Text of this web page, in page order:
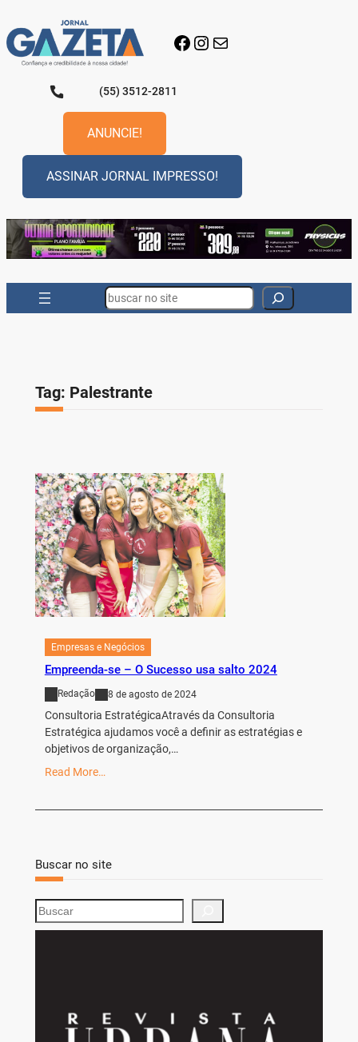
para
o
conteúdo
Facebook
Instagram
E-mail
(55) 3512-2811
ANUNCIE!
ASSINAR JORNAL IMPRESSO!
Search
Tag: Palestrante
Empresas e Negócios
Empreenda-se – O Sucesso usa salto 2024
Redação 8 de agosto de 2024
Consultoria EstratégicaAtravés da Consultoria
Estratégica ajudamos você a definir as estratégias e
objetivos de organização,…
Read More…
Buscar no site
S
e